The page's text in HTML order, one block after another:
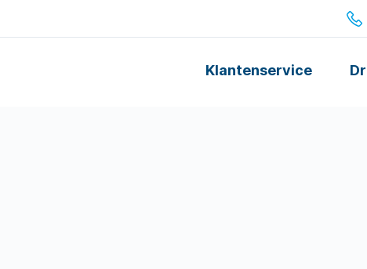
Klantenservice